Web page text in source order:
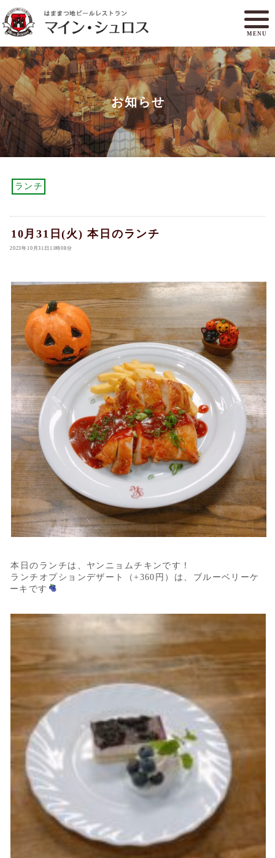
MENU
メニュー
ランチ
アクセスマップ
マイン・シュロスとは
オンラインショップ
お知らせ
ランチ
10月31日(火) 本日のランチ
2023年10月31日11時08分
本日のランチは、ヤンニョムチキンです！
ランチオプションデザート（+360円）は、ブルーベリーケ
ーキです